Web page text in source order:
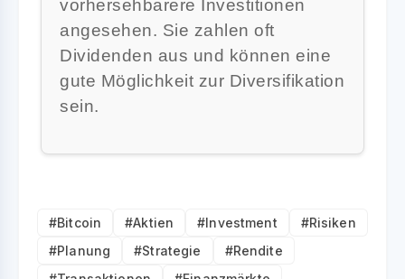
vorhersehbarere Investitionen
angesehen. Sie zahlen oft
Dividenden aus und können eine
gute Möglichkeit zur Diversifikation
sein.
#Bitcoin #Aktien #Investment
#Risiken
#Planung
#Strategie
#Rendite